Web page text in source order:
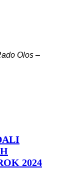
Olos –
2024